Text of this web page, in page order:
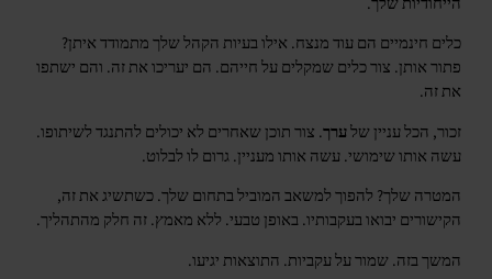
כלים חינמיים הם עוד מנצח. אילו בעיות הקהל שלך מתמודד איתן?
פתור אותן. צור כלים שמקלים על חייהם. הם יעריכו את זה. והם ישתפו
את זה.
זכור, הכל עניין שלערך. צור תוכן שאחרים לא יכולים להתנגד לשיתופו.
עשה אותו שימושי. עשה אותו מעניין. גרום לו לבלוט.
המטרה שלך? להפוך למשאב המוביל בתחום שלך. כשתשיג את זה,
הקישורים יבואו בעקבותיו. באופן טבעי. ללא מאמץ. זה חלק מהתהליך.
המשך בזה. שמור על עקביות. התוצאות יגיעו.